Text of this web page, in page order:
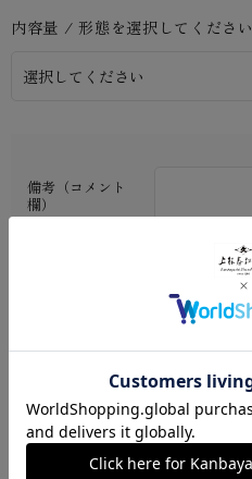
内容量 / 形態を選択してください
備考（コメント
欄）
数量：